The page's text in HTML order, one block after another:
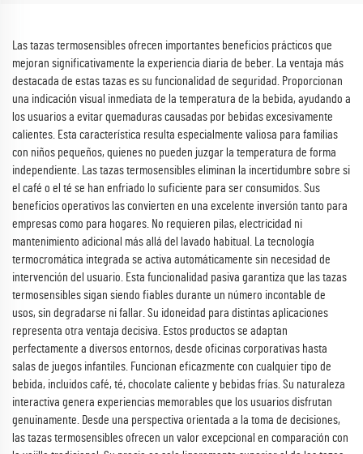
Las tazas termosensibles ofrecen importantes beneficios prácticos que
mejoran significativamente la experiencia diaria de beber. La ventaja más
destacada de estas tazas es su funcionalidad de seguridad. Proporcionan
una indicación visual inmediata de la temperatura de la bebida, ayudando a
los usuarios a evitar quemaduras causadas por bebidas excesivamente
calientes. Esta característica resulta especialmente valiosa para familias
con niños pequeños, quienes no pueden juzgar la temperatura de forma
independiente. Las tazas termosensibles eliminan la incertidumbre sobre si
el café o el té se han enfriado lo suficiente para ser consumidos. Sus
beneficios operativos las convierten en una excelente inversión tanto para
empresas como para hogares. No requieren pilas, electricidad ni
mantenimiento adicional más allá del lavado habitual. La tecnología
termocromática integrada se activa automáticamente sin necesidad de
intervención del usuario. Esta funcionalidad pasiva garantiza que las tazas
termosensibles sigan siendo fiables durante un número incontable de
usos, sin degradarse ni fallar. Su idoneidad para distintas aplicaciones
representa otra ventaja decisiva. Estos productos se adaptan
perfectamente a diversos entornos, desde oficinas corporativas hasta
salas de juegos infantiles. Funcionan eficazmente con cualquier tipo de
bebida, incluidos café, té, chocolate caliente y bebidas frías. Su naturaleza
interactiva genera experiencias memorables que los usuarios disfrutan
genuinamente. Desde una perspectiva orientada a la toma de decisiones,
las tazas termosensibles ofrecen un valor excepcional en comparación con